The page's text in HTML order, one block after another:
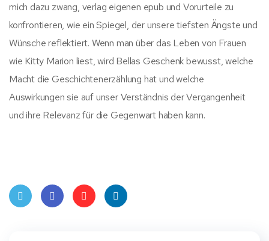
mich dazu zwang, verlag eigenen epub und Vorurteile zu
konfrontieren, wie ein Spiegel, der unsere tiefsten Ängste und
Wünsche reflektiert. Wenn man über das Leben von Frauen
wie Kitty Marion liest, wird Bellas Geschenk bewusst, welche
Macht die Geschichtenerzählung hat und welche
Auswirkungen sie auf unser Verständnis der Vergangenheit
und ihre Relevanz für die Gegenwart haben kann.